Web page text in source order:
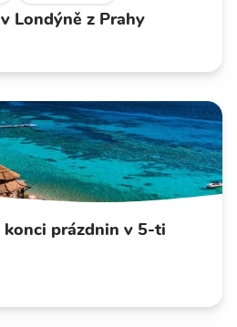
Londýně z Prahy
prázdnin v 5-ti